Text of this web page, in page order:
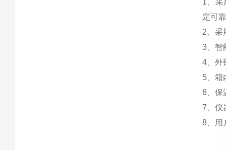
1、采
定可
2、采
3、智
4、外
5、箱
6、保
7、仪
8、用